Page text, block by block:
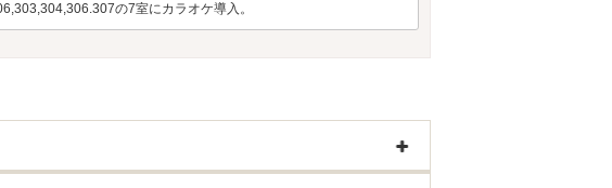
の7室にカラオケ導入。